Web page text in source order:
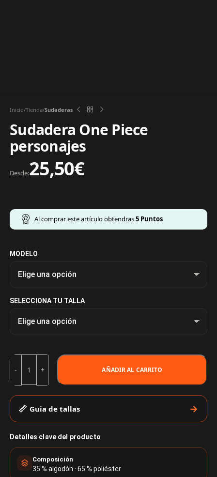
Inicio Tienda Sudaderas
Sudadera One Piece
personajes
Desde:25,50€
Al comprar este artículo obtendras5 Puntos
MODELO
SELECCIONA TU TALLA
AÑADIR AL CARRITO
Guia de tallas
Detalles clave del producto
Composición
35 % algodón · 65 % poliéster